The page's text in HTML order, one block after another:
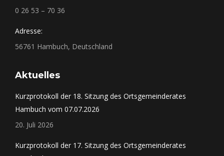
0 26 53 – 70 36
Adresse:
56761 Hambuch, Deutschland
Aktuelles
Kurzprotokoll der 18. Sitzung des Ortsgemeinderates
Hambuch vom 07.07.2026
20. Juli 2026
Kurzprotokoll der 17. Sitzung des Ortsgemeinderates